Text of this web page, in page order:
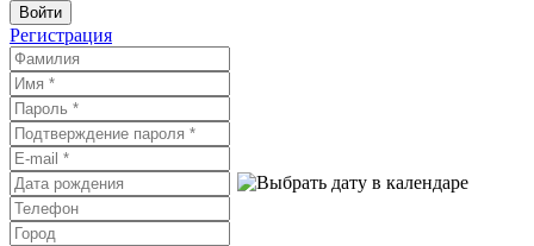
Войти
Регистрация